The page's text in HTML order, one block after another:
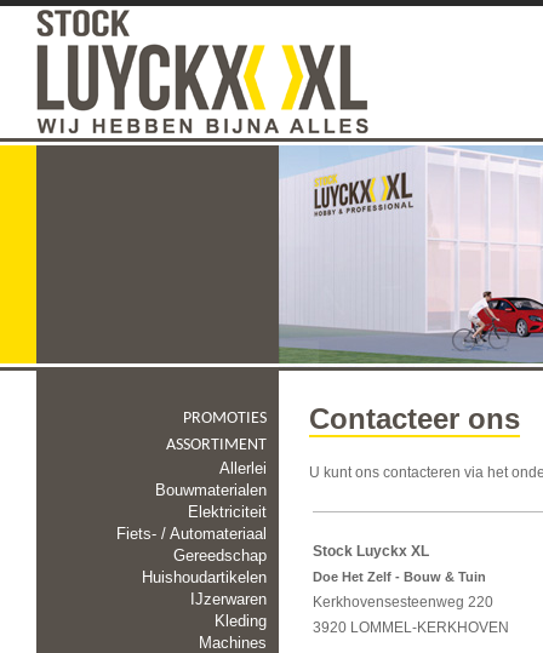
PROMOTIES
ASSORTIMENT
Allerlei
Bouwmaterialen
Elektriciteit
Fiets- / Automateriaal
Gereedschap
Huishoudartikelen
IJzerwaren
Kleding
Machines
Contacteer ons
U kunt ons contacteren via het
Stock Luyckx XL
Doe Het Zelf - Bouw & Tuin
Kerkhovensesteenweg 220
3920 LOMMEL-KERKHOVEN